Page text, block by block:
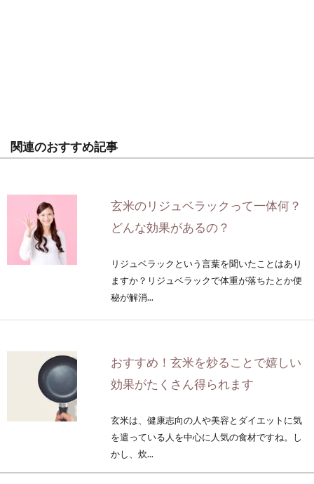
関連のおすすめ記事
玄米のリジュベラックって一体何？
どんな効果があるの？
リジュベラックという言葉を聞いたことはあり
ますか？リジュベラックで体重が落ちたとか便
秘が解消...
おすすめ！玄米を炒ることで嬉しい
効果がたくさん得られます
玄米は、健康志向の人や美容とダイエットに気
を遣っている人を中心に人気の食材ですね。し
かし、炊...